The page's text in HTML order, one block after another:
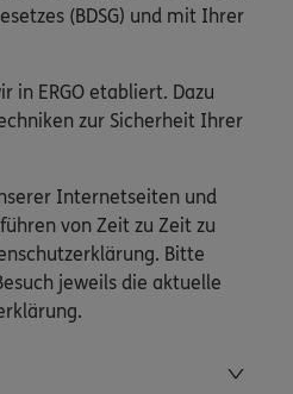
(BDSG) und mit Ihrer
in ERGO etabliert. Dazu
zur Sicherheit Ihrer
Internetseiten und
von Zeit zu Zeit zu
Bitte
jeweils die aktuelle